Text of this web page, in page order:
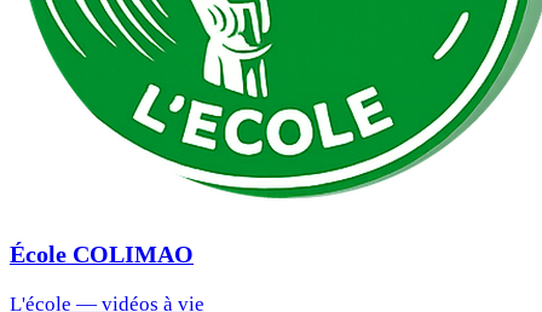
École COLIMAO
L'école — vidéos à vie